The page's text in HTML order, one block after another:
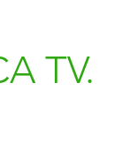
TV.